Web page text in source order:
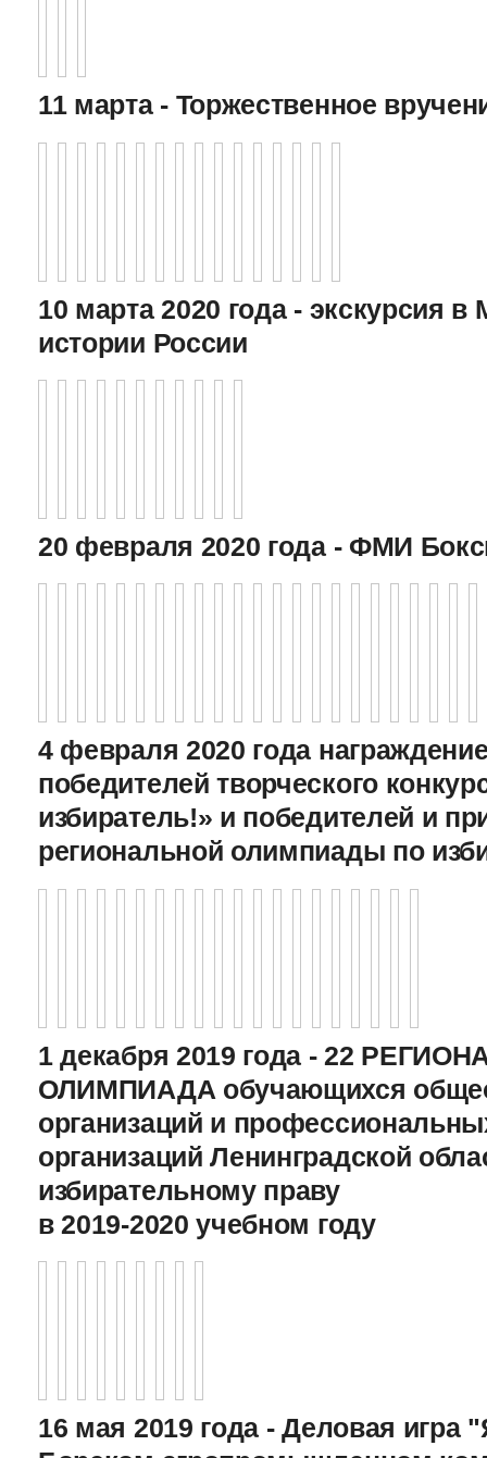
11 марта - Торжественное
10 марта 2020 года - экскурсия в
истории России
20 февраля 2020 года - ФМИ
4 февраля 2020 года
победителей творческого
избиратель!» и победителей и
региональной олимпиады по
1 декабря 2019 года - 22
ОЛИМПИАДА обучающихся
организаций и
организаций Ленинградской
избирательному праву
в 2019-2020 учебном году
16 мая 2019 года - Деловая игра